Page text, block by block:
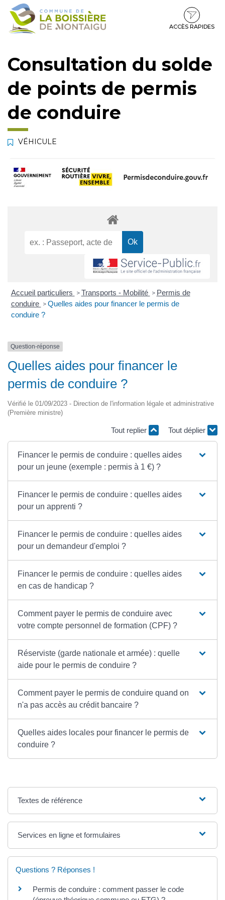
Gestion des traceurs
Aller
Aller
contenu
Aller
pied
ACCÈS RAPIDES
Consultation du solde
de points de permis
de conduire
VÉHICULE
Accueil particuliers > Transports - Mobilité > Permis de
conduire > Quelles aides pour financer le permis de
conduire ?
Question-réponse
Quelles aides pour financer le
permis de conduire ?
Vérifié le 01/09/2023 - Direction de l'information légale et administrative
(Première ministre)
Tout replier Tout déplier
Financer le permis de conduire : quelles aides
pour un jeune (exemple : permis à 1 €) ?
Financer le permis de conduire : quelles aides
pour un apprenti ?
Financer le permis de conduire : quelles aides
pour un demandeur d'emploi ?
Financer le permis de conduire : quelles aides
en cas de handicap ?
Comment payer le permis de conduire avec
votre compte personnel de formation (CPF) ?
Réserviste (garde nationale et armée) : quelle
aide pour le permis de conduire ?
Comment payer le permis de conduire quand on
n'a pas accès au crédit bancaire ?
Quelles aides locales pour financer le permis de
conduire ?
Textes de référence
Services en ligne et formulaires
Questions ? Réponses !
Permis de conduire : comment passer le code